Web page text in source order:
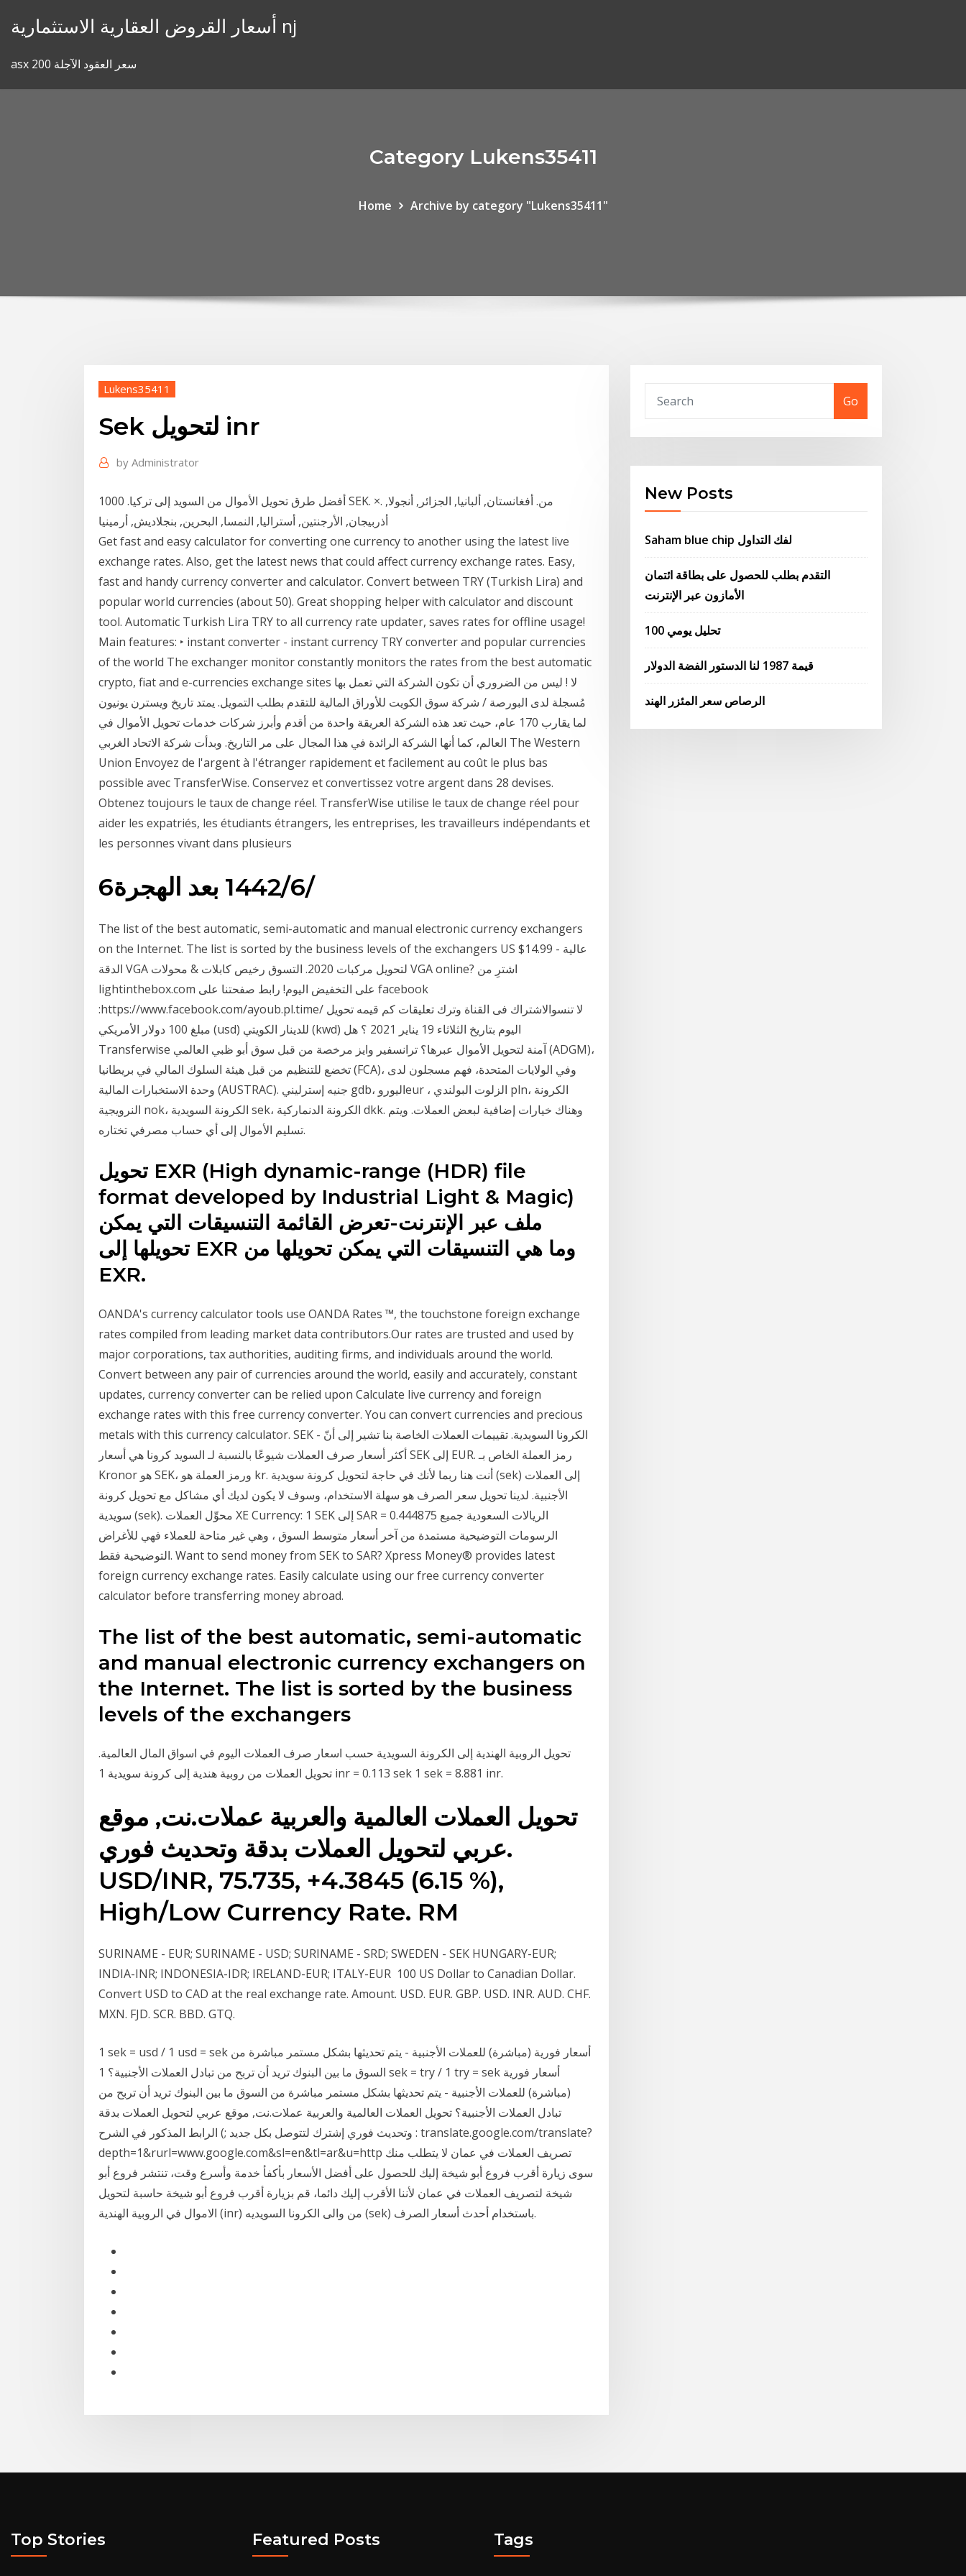
أسعار القروض العقارية الاستثمارية nj
asx 200 سعر العقود الآجلة
Category Lukens35411
Home Archive by category "Lukens35411"
Lukens35411
Sek لتحويل inr
by Administrator
أفضل طرق تحويل الأموال من السويد إلى تركيا. 1000 SEK. ×. من. أفغانستان, ألبانيا, الجزائر, أنجولا,
Get fast and easy calculator for converting one currency to another using the latest live
exchange rates. Also, get the latest news that could affect currency exchange rates. Easy,
fast and handy currency converter and calculator. Convert between TRY (Turkish Lira) and
popular world currencies (about 50). Great shopping helper with calculator and discount
tool. Automatic Turkish Lira TRY to all currency rate updater, saves rates for offline usage!
Main features: ‣ instant converter - instant currency TRY converter and popular currencies
of the world The exchanger monitor constantly monitors the rates from the best automatic
crypto, fiat and e-currencies exchange sites لا ! ليس من الضروري أن تكون الشركة التي تعمل بها
مُسجلة لدى البورصة / شركة سوق الكويت للأوراق المالية للتقدم بطلب التمويل. يمتد تاريخ ويسترن يونيون
لما يقارب 170 عام، حيث تعد هذه الشركة العريقة واحدة من أقدم وأبرز شركات خدمات تحويل الأموال في
العالم، كما أنها الشركة الرائدة في هذا المجال على مر التاريخ. وبدأت شركة الاتحاد الغربي The Western
Union Envoyez de l'argent à l'étranger rapidement et facilement au coût le plus bas
possible avec TransferWise. Conservez et convertissez votre argent dans 28 devises.
Obtenez toujours le taux de change réel. TransferWise utilise le taux de change réel pour
aider les expatriés, les étudiants étrangers, les entreprises, les travailleurs indépendants et
les personnes vivant dans plusieurs
6‏‏/6‏‏/1442 بعد الهجرة
The list of the best automatic, semi-automatic and manual electronic currency exchangers
on the Internet. The list is sorted by the business levels of the exchangers US $14.99 - عالية
الدقة VGA لتحويل مركبات 2020. التسوق رخيص كابلات & محولات VGA online? اشترِ من
lightinthebox.com على التخفيض اليوم! رابط صفحتنا على facebook
:https://www.facebook.com/ayoub.pl.time/ لا تنسوالاشتراك فى القناة وترك تعليقات كم قيمه تحويل
مبلغ 100 دولار الأمريكي (usd) للدينار الكويتي (kwd) اليوم بتاريخ الثلاثاء 19 يناير 2021 ؟ هل
Transferwise آمنة لتحويل الأموال عبرها؟ ترانسفير وايز مرخصة من قبل سوق أبو ظبي العالمي (ADGM)،
تخضع للتنظيم من قبل هيئة السلوك المالي في بريطانيا (FCA)، وفي الولايات المتحدة، فهم مسجلون لدى
وحدة الاستخبارات المالية (AUSTRAC). جنيه إسترليني gdb، اليوروeur ، الزلوت البولندي pln، الكرونة
النرويجية nok، الكرونة السويدية sek، الكرونة الدنماركية dkk. وهناك خيارات إضافية لبعض العملات. ويتم
تسليم الأموال إلى أي حساب مصرفي تختاره.
تحويل EXR (High dynamic-range (HDR) file
format developed by Industrial Light & Magic)
ملف عبر الإنترنت-تعرض القائمة التنسيقات التي يمكن
تحويلها إلى EXR وما هي التنسيقات التي يمكن تحويلها من
EXR.
OANDA's currency calculator tools use OANDA Rates ™, the touchstone foreign exchange
rates compiled from leading market data contributors.Our rates are trusted and used by
major corporations, tax authorities, auditing firms, and individuals around the world.
Convert between any pair of currencies around the world, easily and accurately, constant
updates, currency converter can be relied upon Calculate live currency and foreign
exchange rates with this free currency converter. You can convert currencies and precious
metals with this currency calculator. SEK - الكرونا السويدية. تقييمات العملات الخاصة بنا تشير إلى أنّ
أكثر أسعار صرف العملات شيوعًا بالنسبة لـ السويد كرونا هي أسعار SEK إلى EUR. رمز العملة الخاص بـ
Kronor هو SEK، ورمز العملة هو kr. أنت هنا ربما لأنك في حاجة لتحويل كرونة سويدية (sek) إلى العملات
الأجنبية. لدينا تحويل سعر الصرف هو سهلة الاستخدام، وسوف لا يكون لديك أي مشاكل مع تحويل كرونة
سويدية (sek). محوِّل العملات XE Currency: 1 SEK إلى SAR = 0.444875 الريالات السعودية جميع
الرسومات التوضيحية مستمدة من آخر أسعار متوسط السوق ، وهي غير متاحة للعملاء فهي للأغراض
التوضيحية فقط. Want to send money from SEK to SAR? Xpress Money® provides latest
foreign currency exchange rates. Easily calculate using our free currency converter
calculator before transferring money abroad.
The list of the best automatic, semi-automatic
and manual electronic currency exchangers on
the Internet. The list is sorted by the business
levels of the exchangers
تحويل الروبية الهندية إلى الكرونة السويدية حسب اسعار صرف العملات اليوم في اسواق المال العالمية.
تحويل العملات من روبية هندية إلى كرونة سويدية 1 inr = 0.113 sek 1 sek = 8.881 inr.
تحويل العملات العالمية والعربية عملات.نت, موقع
عربي لتحويل العملات بدقة وتحديث فوري.
USD/INR, 75.735, +4.3845 (6.15 %),
High/Low Currency Rate. RM
SURINAME - EUR; SURINAME - USD; SURINAME - SRD; SWEDEN - SEK HUNGARY-EUR;
INDIA-INR; INDONESIA-IDR; IRELAND-EUR; ITALY-EUR 100 US Dollar to Canadian Dollar.
Convert USD to CAD at the real exchange rate. Amount. USD. EUR. GBP. USD. INR. AUD. CHF.
MXN. FJD. SCR. BBD. GTQ.
1 sek = usd / 1 usd = sek أسعار فورية (مباشرة) للعملات الأجنبية - يتم تحديثها بشكل مستمر مباشرة من
السوق ما بين البنوك تريد أن تربح من تبادل العملات الأجنبية؟ 1 sek = try / 1 try = sek أسعار فورية
(مباشرة) للعملات الأجنبية - يتم تحديثها بشكل مستمر مباشرة من السوق ما بين البنوك تريد أن تربح من
تبادل العملات الأجنبية؟ تحويل العملات العالمية والعربية عملات.نت, موقع عربي لتحويل العملات بدقة
وتحديث فوري إشترك لتتوصل بكل جديد ;) الرابط المذكور في الشرح : translate.google.com/translate?
depth=1&rurl=www.google.com&sl=en&tl=ar&u=http تصريف العملات في عمان لا يتطلب منك
سوى زيارة أقرب فروع أبو شيخة إليك للحصول على أفضل الأسعار بأكفأ خدمة وأسرع وقت، تنتشر فروع أبو
شيخة لتصريف العملات في عمان لأننا الأقرب إليك دائما، قم بزيارة أقرب فروع أبو شيخة حاسبة لتحويل
الاموال في الروبية الهندية (inr) من والى الكرونا السويديه (sek) باستخدام أحدث أسعار الصرف.
Go
New Posts
Saham blue chip لفك التداول
التقدم بطلب للحصول على بطاقة ائتمان
الأمازون عبر الإنترنت
100 تحليل يومي
قيمة 1987 لنا الدستور الفضة الدولار
الرصاص سعر المئزر الهند
Top Stories Featured Posts Tags